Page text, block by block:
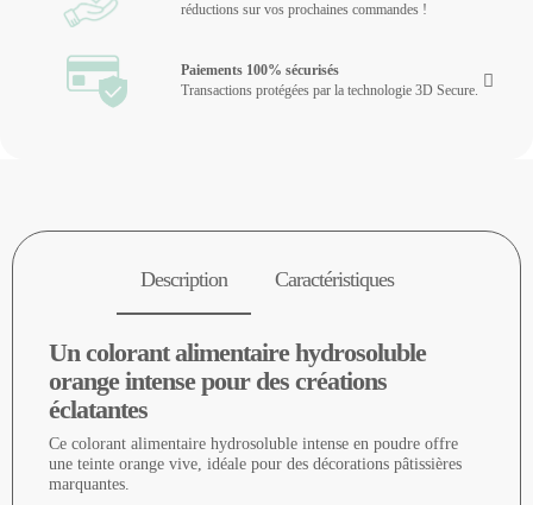
réductions sur vos prochaines commandes !
Paiements 100% sécurisés
Transactions protégées par la technologie 3D Secure.
Description Caractéristiques
Un colorant alimentaire hydrosoluble
orange intense pour des créations
éclatantes
Ce colorant alimentaire hydrosoluble intense en poudre offre
une teinte orange vive, idéale pour des décorations pâtissières
marquantes.